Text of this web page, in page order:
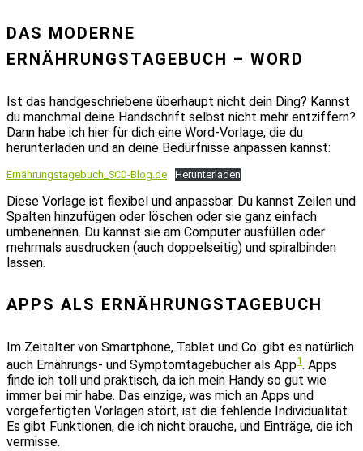
DAS MODERNE
ERNÄHRUNGSTAGEBUCH – WORD
Ist das handgeschriebene überhaupt nicht dein Ding? Kannst
du manchmal deine Handschrift selbst nicht mehr entziffern?
Dann habe ich hier für dich eine Word-Vorlage, die du
herunterladen und an deine Bedürfnisse anpassen kannst:
Ernährungstagebuch_SCD-Blog.de Herunterladen
Diese Vorlage ist flexibel und anpassbar. Du kannst Zeilen und
Spalten hinzufügen oder löschen oder sie ganz einfach
umbenennen. Du kannst sie am Computer ausfüllen oder
mehrmals ausdrucken (auch doppelseitig) und spiralbinden
lassen.
APPS ALS ERNÄHRUNGSTAGEBUCH
Im Zeitalter von Smartphone, Tablet und Co. gibt es natürlich
auch Ernährungs- und Symptomtagebücher als App1. Apps
finde ich toll und praktisch, da ich mein Handy so gut wie
immer bei mir habe. Das einzige, was mich an Apps und
vorgefertigten Vorlagen stört, ist die fehlende Individualität.
Es gibt Funktionen, die ich nicht brauche, und Einträge, die ich
vermisse.